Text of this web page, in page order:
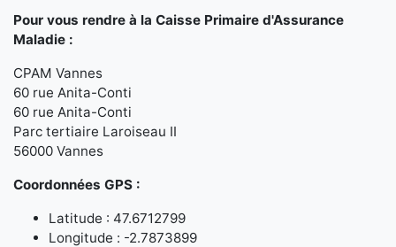
Pour vous rendre à la Caisse Primaire d'Assurance
Maladie :
CPAM Vannes
60 rue Anita-Conti
60 rue Anita-Conti
Parc tertiaire Laroiseau II
56000 Vannes
Coordonnées GPS :
Latitude : 47.6712799
Longitude : -2.7873899